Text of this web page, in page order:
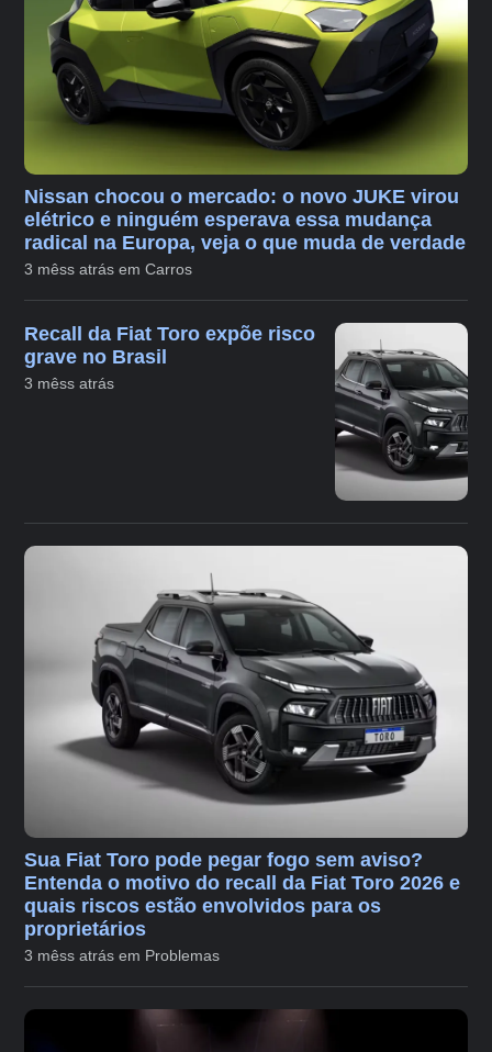
Nissan chocou o mercado: o novo JUKE virou
elétrico e ninguém esperava essa mudança
radical na Europa, veja o que muda de verdade
3 mêss atrás em Carros
Recall da Fiat Toro expõe risco
grave no Brasil
3 mêss atrás
Sua Fiat Toro pode pegar fogo sem aviso?
Entenda o motivo do recall da Fiat Toro 2026 e
quais riscos estão envolvidos para os
proprietários
3 mêss atrás em Problemas